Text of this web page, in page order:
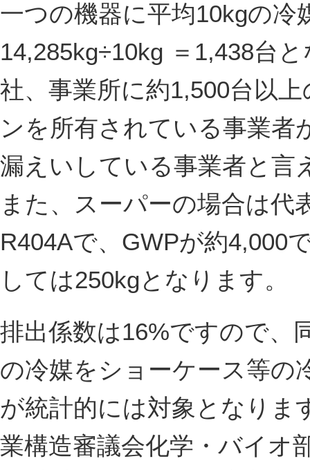
一つの機器に平均10kgの
14,285kg÷10kg ＝1,438台
社、事業所に約1,500台以
ンを所有されている事業者
漏えいしている事業者と言
また、スーパーの場合は代
R404Aで、GWPが約4,000
しては250kgとなります。
排出係数は16%ですので、
の冷媒をショーケース等の
が統計的には対象となりま
業構造審議会化学・バイ